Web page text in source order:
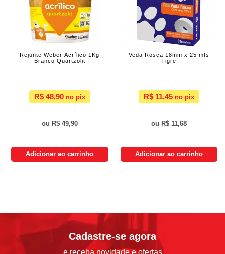
Rejunte Weber Acrílico 1Kg
Branco Quartzolit
R$ 48,90
R$ 49,90
Adicionar ao carrinho
Veda Rosca 18mm x 25 mts
Tigre
R$ 11,45
R$ 11,68
Adicionar ao carrinho
Cadastre-se agora
e receba novidade e ofertas